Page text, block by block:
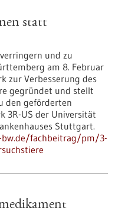
statt
und zu
am 8. Februar
zur Verbesserung des
gegründet und stellt
den geförderten
3R-US der Universität
Stuttgart.
fachbeitrag/pm/3-